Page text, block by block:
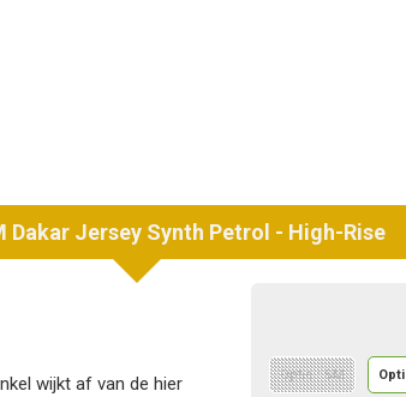
Dakar Jersey Synth Petrol - High-Rise
wijkt af van de hier
Optie : SM